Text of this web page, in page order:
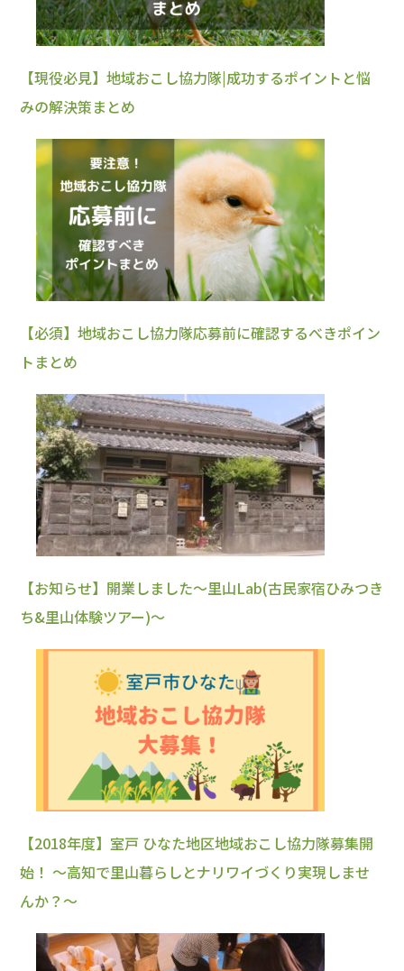
【現役必見】地域おこし協力隊|成功するポイントと悩
みの解決策まとめ
【必須】地域おこし協力隊応募前に確認するべきポイン
トまとめ
【お知らせ】開業しました～里山Lab(古民家宿ひみつき
ち&里山体験ツアー)～
【2018年度】室戸 ひなた地区地域おこし協力隊募集開
始！ ～高知で里山暮らしとナリワイづくり実現しませ
んか？～